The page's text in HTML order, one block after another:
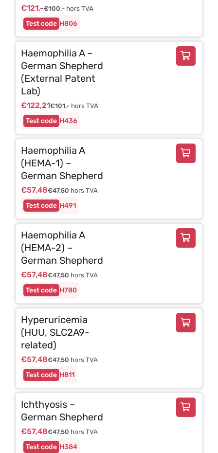
H806
€121,-€100,-hors TVA
H436
Haemophilia A –
German Shepherd
(External Patent
Lab)
€122,21€101,-hors TVA
H491
Haemophilia A
(HEMA-1) –
German Shepherd
€57,48€47,50 hors TVA
H780
Haemophilia A
(HEMA-2) –
German Shepherd
€57,48€47,50 hors TVA
H811
Hyperuricemia
(HUU, SLC2A9-
related)
€57,48€47,50 hors TVA
H384
Ichthyosis –
German Shepherd
€57,48€47,50 hors TVA